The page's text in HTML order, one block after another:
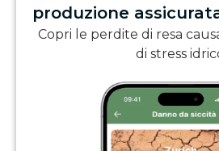
produzione
Copri le perdite di resa
di stress